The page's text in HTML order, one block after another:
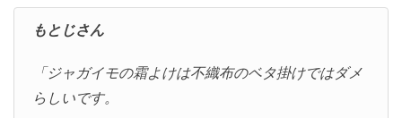
もとじさん
「ジャガイモの霜よけは不織布のベタ掛けではダメ
らしいです。